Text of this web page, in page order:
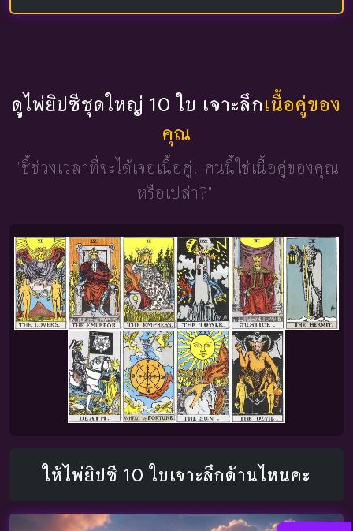
ดูไพ่ยิปซีชุดใหญ่ 10 ใบ เจาะลึกเนื้อคู่ของ
คุณ
"ชี้ช่วงเวลาที่จะได้เจอเนื้อคู่! คนนี้ใช่เนื้อคู่ของคุณ
หรือเปล่า?"
ให้ไพ่ยิปซี 10 ใบเจาะลึกด้านไหนคะ